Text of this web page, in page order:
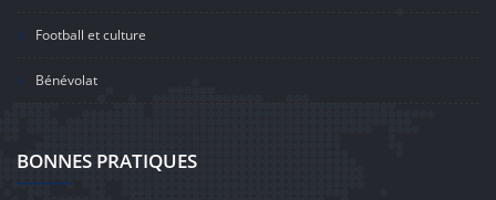
Football et culture
Bénévolat
BONNES PRATIQUES